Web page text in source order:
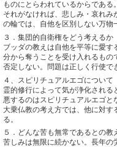
ものにとらわれているからである。
それがなければ、悲しみ・哀れみ
の輪では、自他を区別しない万物
３．集団的自衛権をどう考えるか
ブッダの教えは自他を平等に愛す
分から奪うことを受け入れるもの
否定しない。問題は正しく行使で
４、スピリチュアルエゴについて
霊的修行によって気が浄化され
悪するのはスピリチュアルエゴと
大乗仏教の考え方では、他に対す
る。
５．どんな苦も無常であるとの教
苦しみは無限に続かない。長年の